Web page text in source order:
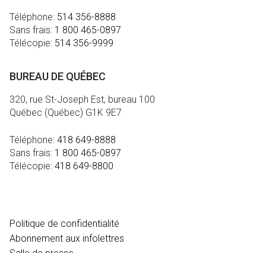
Téléphone: 514 356-8888
Sans frais: 1 800 465-0897
Télécopie: 514 356-9999
BUREAU DE QUÉBEC
320, rue St-Joseph Est, bureau 100
Québec (Québec) G1K 9E7
Téléphone: 418 649-8888
Sans frais: 1 800 465-0897
Télécopie: 418 649-8800
Politique de confidentialité
Abonnement aux infolettres